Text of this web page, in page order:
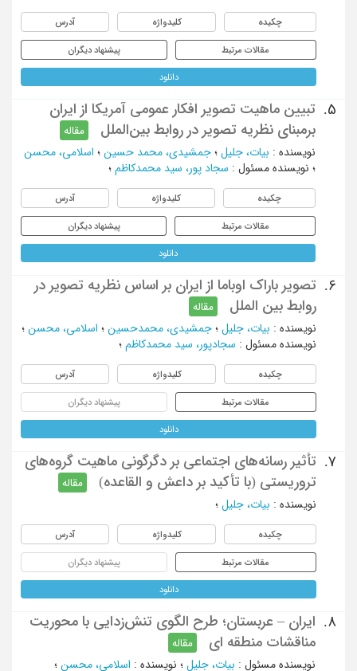
چکیده کلیدواژه آدرس
مقالات مرتبط پیشنهاد دیگران
دانلود
5.
تبیین ماهیت تصویر افکار عمومی آمریکا از ایران
بر‌مبنای نظریه تصویر در روابط‌ بین‌الملل
مقاله
نویسنده : بیات، جلیل ؛ جمشیدی، محمد حسین ؛ اسلامی، محسن
؛ نویسنده مسئول : سجاد پور، سید محمدکاظم ؛
چکیده کلیدواژه آدرس
مقالات مرتبط پیشنهاد دیگران
دانلود
6.
تصویر باراک اوباما از ایران بر اساس نظریه تصویر در
روابط بین الملل
مقاله
نویسنده : بیات، جلیل ؛ جمشیدی، محمدحسین ؛ اسلامی، محسن ؛
نویسنده مسئول : سجادپور، سید محمدکاظم ؛
چکیده کلیدواژه آدرس
مقالات مرتبط پیشنهاد دیگران
دانلود
7.
تأثیر رسانه‌های اجتماعی بر دگرگونی ماهیت گروه‌های
تروریستی (با تأکید بر داعش و القاعده)
مقاله
نویسنده : بیات، جلیل ؛
چکیده کلیدواژه آدرس
مقالات مرتبط پیشنهاد دیگران
دانلود
8.
ایران – عربستان؛ طرح الگوی تنش‌زدایی با محوریت
مناقشات منطقه ای
مقاله
نویسنده مسئول : بیات، جلیل ؛ نویسنده : اسلامی، محسن ؛